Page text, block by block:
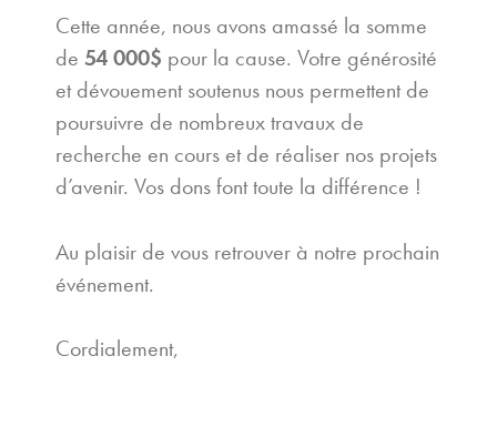
Cette année, nous avons amassé la somme
de 54 000$ pour la cause. Votre générosité
et dévouement soutenus nous permettent de
poursuivre de nombreux travaux de
recherche en cours et de réaliser nos projets
d’avenir. Vos dons font toute la différence !
Au plaisir de vous retrouver à notre prochain
événement.
Cordialement,